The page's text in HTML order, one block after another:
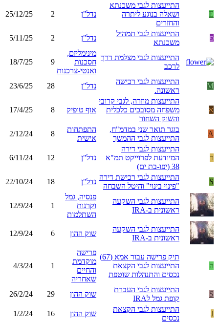
E
התייעצות לגבי משכנתא
ושאלה בנוגע ליתרה
והחזרים
נדל"ן 2
25/12/25
פ
התייעצות לגבי תמהיל
משכנתא
נדל"ן 2
5/11/25
התייעצות לגבי מצלמת דרך
לרכב
מינימליזם,
חסכנות
ואנטי-צרכנות
9
18/7/25
M
התייעצות לגבי רכישה
ראשונה.
נדל"ן 28
23/6/25
א
התייעצות מוזרה, לגבי קרובי
משפחה מסובכים כלכלית
והשוק השחור
אוף טופיק 8
17/4/25
A
בוגר תואר שני במדמ"ח,
התייעצות לגבי ההמשך
התפתחות
אישית
8
2/12/24
ר
התייעצות לגבי דירה
המיודעת לפרוייקט תמ"א
38 (יפו-בת ים)
נדל"ן 12
6/11/24
S
התייעצות לגבי רכישת דירה
"פינוי בינוי" והיטל השבחה
נדל"ן 18
22/10/24
התייעצות לגבי השקעה
ראשונית ב-IRA
פנסיה, גמל
וקרנות
השתלמות
1
12/9/24
התייעצות לגבי השקעה
ראשונית ב-IRA
שוק ההון 6
12/9/24
ה
תיק פרישה עבור אמא (67)
התייעצות לגבי הקצאת
נכסים והתנהלות שוטפת
פרישה
מוקדמת
והחיים
שאחריה
1
4/3/24
S
התייעצות לגבי העברת
קופת גמל לIRA
שוק ההון 29
26/2/24
J
התייעצות לגבי הקצאת
נכסים
שוק ההון 16
1/2/24